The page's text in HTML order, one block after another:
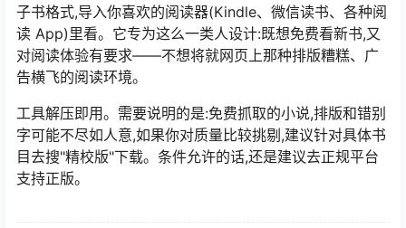
子书格式,导入你喜欢的阅读器(Kindle、微信读书、各种阅
读 App)里看。它专为这么一类人设计:既想免费看新书,又
对阅读体验有要求——不想将就网页上那种排版糟糕、广
告横飞的阅读环境。
工具解压即用。需要说明的是:免费抓取的小说,排版和错别
字可能不尽如人意,如果你对质量比较挑剔,建议针对具体书
目去搜"精校版"下载。条件允许的话,还是建议去正规平台
支持正版。